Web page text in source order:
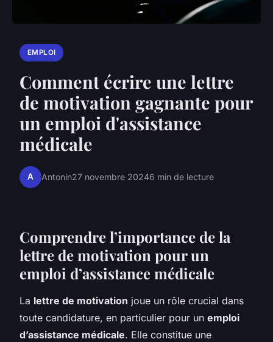
EMPLOI
Comment écrire une lettre
de motivation gagnante pour
un emploi d'assistance
médicale
A Antonin27 novembre 20246 min de lecture
Comprendre l’importance de la
lettre de motivation pour un
emploi d’assistance médicale
La lettre de motivation joue un rôle crucial dans
toute candidature, en particulier pour un emploi
d’assistance médicale. Elle constitue une